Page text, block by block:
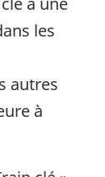
les
autres
à